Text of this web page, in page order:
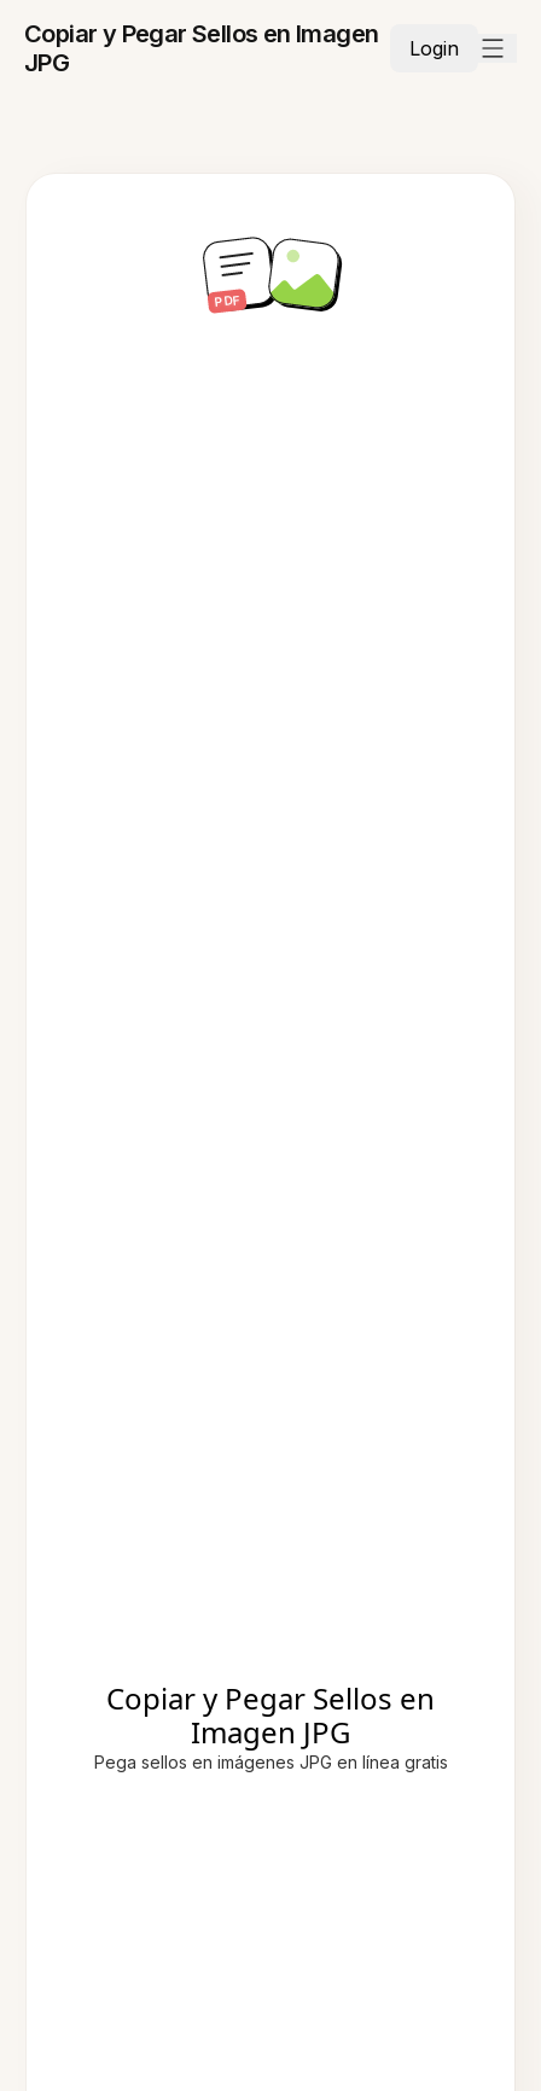
Copiar y Pegar Sellos en Imagen
JPG
Login
Copiar y Pegar Sellos en
Imagen JPG
Pega sellos en imágenes JPG en línea gratis